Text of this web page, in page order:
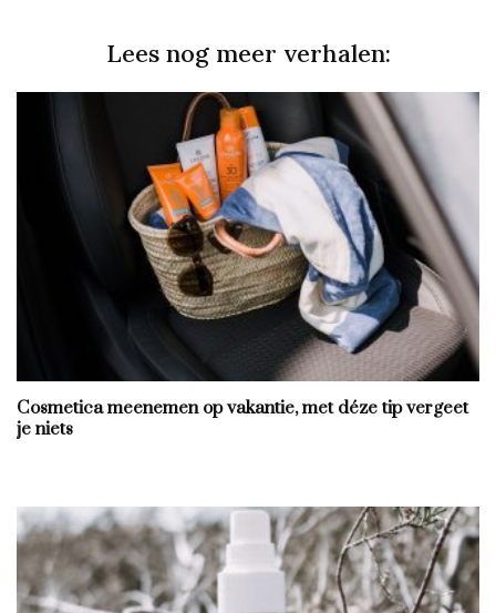
Lees nog meer verhalen:
Cosmetica meenemen op vakantie, met déze tip vergeet
je niets